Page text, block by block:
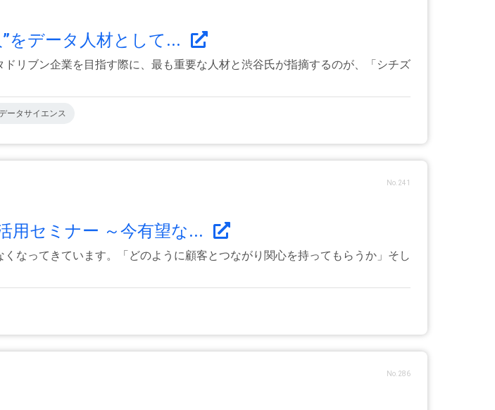
をデータ人材として...
リブン企業を目指す際に、最も重要な人材と渋谷氏が指摘するのが、「シチズ
ータサイエンス
No.241
用セミナー ～今有望な...
なってきています。「どのように顧客とつながり関心を持ってもらうか」そし
No.286